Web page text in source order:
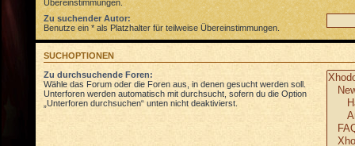
Übereinstimmungen.
Zu suchender Autor:
Benutze ein * als Platzhalter für teilweise Übereinstimmungen.
SUCHOPTIONEN
Zu durchsuchende Foren:
Wähle das Forum oder die Foren aus, in denen gesucht werden soll.
Unterforen werden automatisch mit durchsucht, sofern du die Option
„Unterforen durchsuchen“ unten nicht deaktivierst.